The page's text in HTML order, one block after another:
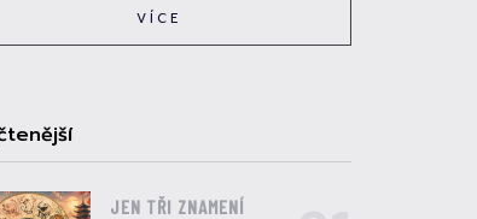
VÍCE
JEN TŘI ZNAMENÍ